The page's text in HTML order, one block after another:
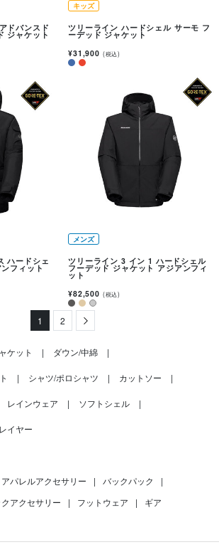
ドバンスド
ジャケット
キッズ
ツリーライン ハードシェル サーモ フ
ーデッド ジャケット
¥31,900 (税込)
ハードシェ
フィット
メンズ
ツリーライン 3 イン 1 ハードシェル
フーデッド ジャケット アジアンフィ
ット
¥82,500 (税込)
1 2
ケット ダウン/中綿
シャツ/ポロシャツ カットソー
レインウェア ソフトシェル
イヤー
アパレルアクセサリー | バックパック
|
アクセサリー
| フットウェア | ギア